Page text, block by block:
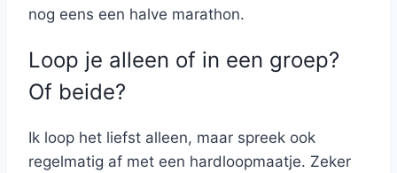
nog eens een halve marathon.
Loop je alleen of in een groep?
Of beide?
Ik loop het liefst alleen, maar spreek ook
regelmatig af met een hardloopmaatje. Zeker